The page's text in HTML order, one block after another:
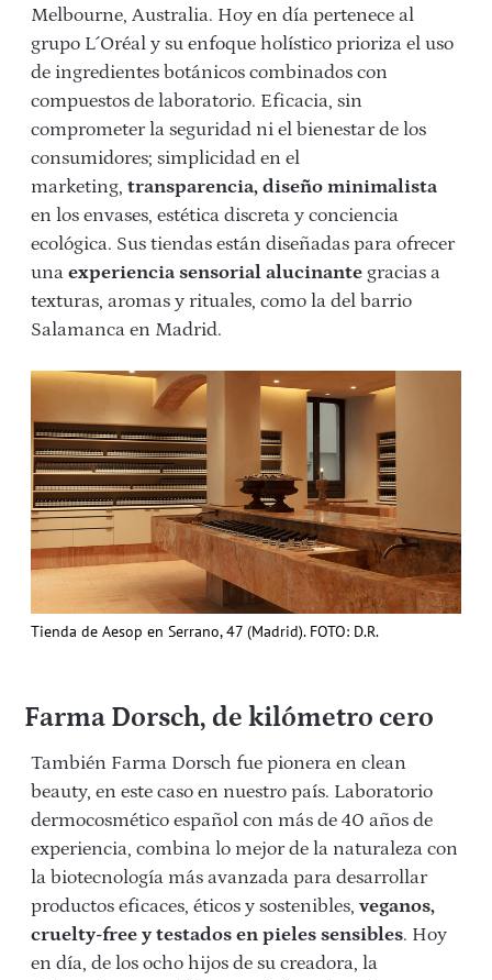
Melbourne, Australia. Hoy en día pertenece al
grupo L´Oréal y su enfoque holístico prioriza el uso
de ingredientes botánicos combinados con
compuestos de laboratorio. Eficacia, sin
comprometer la seguridad ni el bienestar de los
consumidores; simplicidad en el
marketing, transparencia, diseño minimalista
en los envases, estética discreta y conciencia
ecológica. Sus tiendas están diseñadas para ofrecer
una experiencia sensorial alucinante gracias a
texturas, aromas y rituales, como la del barrio
Salamanca en Madrid.
Tienda de Aesop en Serrano, 47 (Madrid). FOTO: D.R.
Farma Dorsch, de kilómetro cero
También Farma Dorsch fue pionera en clean
beauty, en este caso en nuestro país. Laboratorio
dermocosmético español con más de 40 años de
experiencia, combina lo mejor de la naturaleza con
la biotecnología más avanzada para desarrollar
productos eficaces, éticos y sostenibles, veganos,
cruelty-free y testados en pieles sensibles. Hoy
en día, de los ocho hijos de su creadora, la